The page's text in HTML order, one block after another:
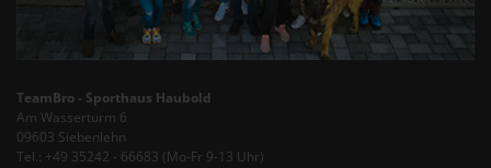
TeamBro - Sporthaus Haubold
Am Wasserturm 6
09603 Siebenlehn
Tel.: +49 35242 - 66683 (Mo-Fr 9-13 Uhr)